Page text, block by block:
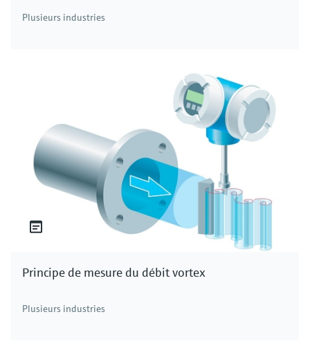
Plusieurs industries
Principe de mesure du débit vortex
Plusieurs industries